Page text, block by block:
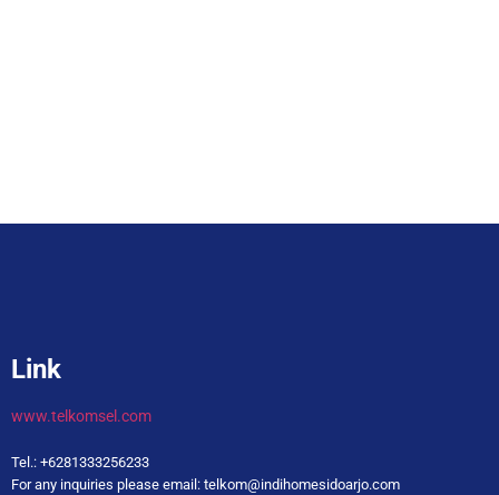
Link
www.telkomsel.com
Tel.: +6281333256233
For any inquiries please email: telkom@indihomesidoarjo.com